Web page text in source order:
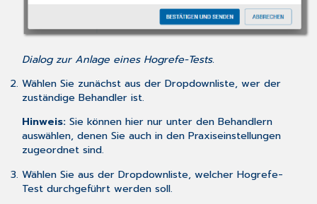
Dialog zur Anlage eines Hogrefe-Tests.
Wählen Sie zunächst aus der Dropdownliste, wer der
zuständige Behandler ist.
Hinweis: Sie können hier nur unter den Behandlern
auswählen, denen Sie auch in den Praxiseinstellungen
zugeordnet sind.
Wählen Sie aus der Dropdownliste, welcher Hogrefe-
Test durchgeführt werden soll.